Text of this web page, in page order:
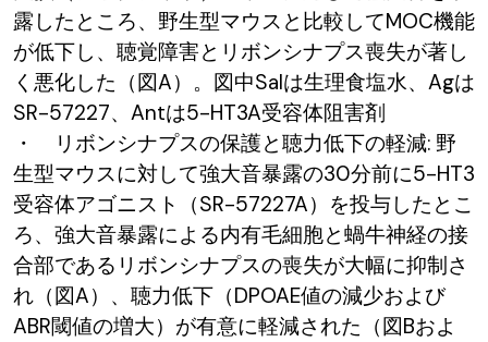
露したところ、野生型マウスと比較してMOC機能
が低下し、聴覚障害とリボンシナプス喪失が著し
く悪化した（図A）。図中Salは生理食塩水、Agは
SR-57227、Antは5-HT3A受容体阻害剤
・ リボンシナプスの保護と聴力低下の軽減: 野
生型マウスに対して強大音暴露の30分前に5-HT3
受容体アゴニスト（SR-57227A）を投与したとこ
ろ、強大音暴露による内有毛細胞と蝸牛神経の接
合部であるリボンシナプスの喪失が大幅に抑制さ
れ（図A）、聴力低下（DPOAE値の減少および
ABR閾値の増大）が有意に軽減された（図Bおよ